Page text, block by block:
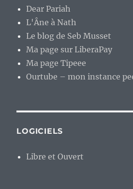
Dear Pariah
L'Âne à Nath
Le blog de Seb Musset
Ma page sur LiberaPay
Ma page Tipeee
Ourtube – mon instance
LOGICIELS
Libre et Ouvert